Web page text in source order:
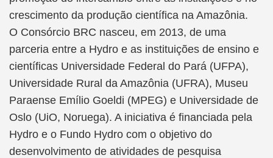
crescimento da produção científica na Amazônia.
O Consórcio BRC nasceu, em 2013, de uma
parceria entre a Hydro e as instituições de ensino e
científicas Universidade Federal do Pará (UFPA),
Universidade Rural da Amazônia (UFRA), Museu
Paraense Emílio Goeldi (MPEG) e Universidade de
Oslo (UiO, Noruega). A iniciativa é financiada pela
Hydro e o Fundo Hydro com o objetivo do
desenvolvimento de atividades de pesquisa